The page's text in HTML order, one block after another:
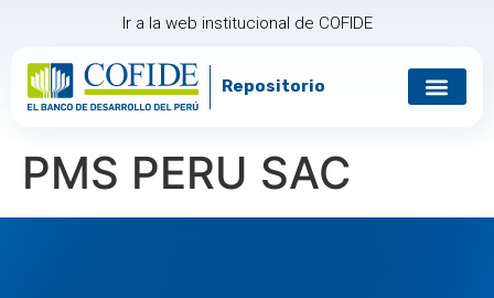
Ir a la web institucional de COFIDE
Repositorio
PMS PERU SAC